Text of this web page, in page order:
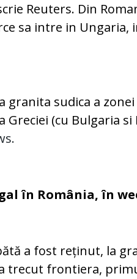
Reuters. Din
sa intre in
granita sudica a
(cu Bulgaria si
în România, în
a fost reținut, la
trecut frontiera,